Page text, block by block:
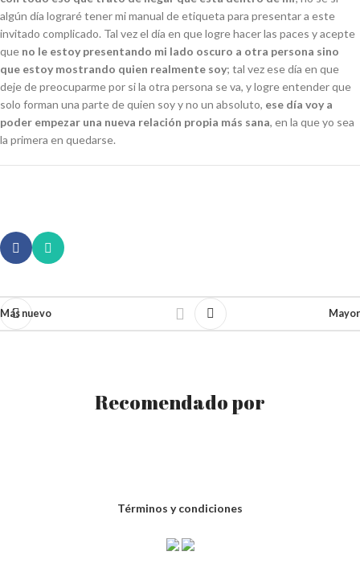
algún día lograré tener mi manual de etiqueta para presentar a este
invitado complicado. Tal vez el día en que logre hacer las paces y acepte
que no le estoy presentando mi lado oscuro a otra persona sino
que estoy mostrando quien realmente soy; tal vez ese día en que
deje de preocuparme por si la otra persona se va, y logre entender que
solo forman una parte de quien soy y no un absoluto, ese día voy a
poder empezar una nueva relación propia más sana, en la que yo sea
la primera en quedarse.
Más nuevo Mayor
Recomendado por
Términos y condiciones